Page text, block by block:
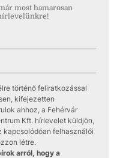
most hamarosan
történő feliratkozással
kifejezetten
ahhoz, a Fehérvár
Kft. hírlevelet küldjön,
kapcsolódóan felhasználói
létre.
arról, hogy a